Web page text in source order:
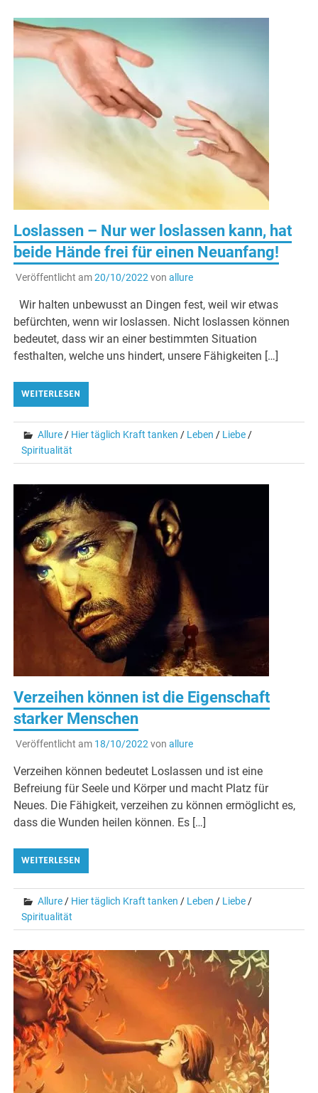
Loslassen – Nur wer loslassen kann, hat
beide Hände frei für einen Neuanfang!
Veröffentlicht am20/10/2022 von allure
Wir halten unbewusst an Dingen fest, weil wir etwas
befürchten, wenn wir loslassen. Nicht loslassen können
bedeutet, dass wir an einer bestimmten Situation
festhalten, welche uns hindert, unsere Fähigkeiten […]
WEITERLESEN
Allure / Hier täglich Kraft tanken / Leben / Liebe /
Spiritualität
Verzeihen können ist die Eigenschaft
starker Menschen
Veröffentlicht am 18/10/2022 von allure
Verzeihen können bedeutet Loslassen und ist eine
Befreiung für Seele und Körper und macht Platz für
Neues. Die Fähigkeit, verzeihen zu können ermöglicht es,
dass die Wunden heilen können. Es […]
WEITERLESEN
Allure / Hier täglich Kraft tanken / Leben / Liebe /
Spiritualität